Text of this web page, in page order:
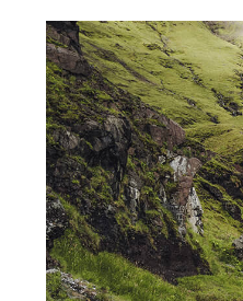
La piscine
Winegeart/Unsplash